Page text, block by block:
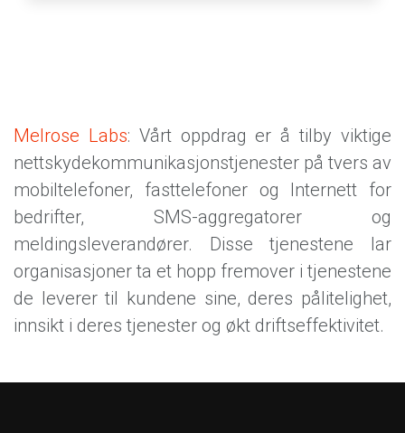
Melrose Labs: Vårt oppdrag er å tilby viktige
nettskydekommunikasjonstjenester på tvers av
mobiltelefoner, fasttelefoner og Internett for
bedrifter, SMS-aggregatorer og
meldingsleverandører. Disse tjenestene lar
organisasjoner ta et hopp fremover i tjenestene
de leverer til kundene sine, deres pålitelighet,
innsikt i deres tjenester og økt driftseffektivitet.